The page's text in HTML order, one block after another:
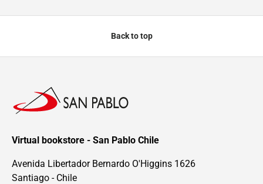
Back to top
Virtual bookstore - San Pablo Chile
Avenida Libertador Bernardo O'Higgins 1626
Santiago - Chile